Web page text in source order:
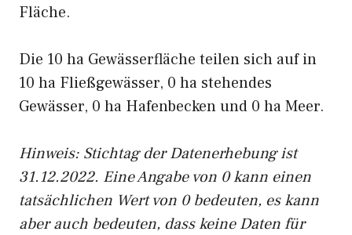
Fläche.
Die 10 ha Gewässerfläche teilen sich auf in
10 ha Fließgewässer, 0 ha stehendes
Gewässer, 0 ha Hafenbecken und 0 ha Meer.
Hinweis: Stichtag der Datenerhebung ist
31.12.2022. Eine Angabe von 0 kann einen
tatsächlichen Wert von 0 bedeuten, es kann
aber auch bedeuten, dass keine Daten für